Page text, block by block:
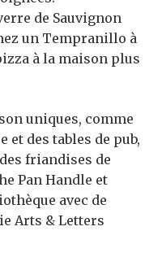
de Sauvignon
un Tempranillo à
à la maison plus
uniques, comme
et des tables de pub,
friandises de
Pan Handle et
avec de
Arts & Letters